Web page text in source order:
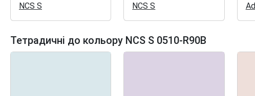
NCS S
NCS S
Тетрадичні до кольору NCS S 0510-R90B